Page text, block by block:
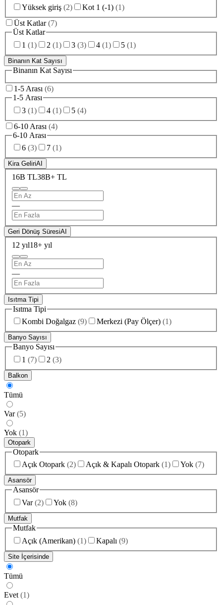
Yüksek giriş (2) Kot 1 (-1) (1)
Üst Katlar (7)
Üst Katlar
1 (1) 2 (1) 3 (3) 4 (1) 5 (1)
Binanın Kat Sayısı
Binanın Kat Sayısı
1-5 Arası (6)
1-5 Arası
3 (1) 4 (1) 5 (4)
6-10 Arası (4)
6-10 Arası
6 (3) 7 (1)
Kira GeliriAI
16B TL38B+ TL
—
Geri Dönüş SüresiAI
12 yıl18+ yıl
—
Isıtma Tipi
Isıtma Tipi
Kombi Doğalgaz (9) Merkezi (Pay Ölçer) (1)
Banyo Sayısı
Banyo Sayısı
1 (7) 2 (3)
Balkon
Tümü
Var (5)
Yok (1)
Otopark
Otopark
Açık Otopark (2) Açık & Kapalı Otopark (1) Yok (7)
Asansör
Asansör
Var (2) Yok (8)
Mutfak
Mutfak
Açık (Amerikan) (1) Kapalı (9)
Site İçerisinde
Tümü
Evet (1)